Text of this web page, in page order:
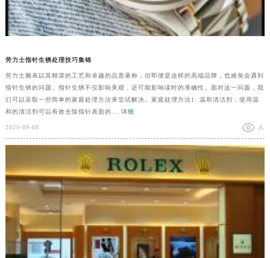
劳力士指针生锈处理技巧集锦
劳力士腕表以其精湛的工艺和卓越的品质著称，但即便是这样的高端品牌，也难免会遇到
指针生锈的问题。指针生锈不仅影响美观，还可能影响读时的准确性。面对这一问题，我
们可以采取一些简单的家庭处理方法来尝试解决。家庭处理方法1. 温和清洁剂：使用温
和的清洁剂可以有效去除指针表面的... 详细
2025-09-08 人